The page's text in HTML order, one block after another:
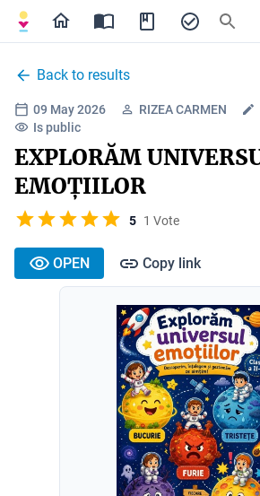
Back to results
09 May 2026 RIZEA CARMEN
Is public
EXPLORĂM
EMOȚIILOR
5 1 Vote
OPEN Copy link